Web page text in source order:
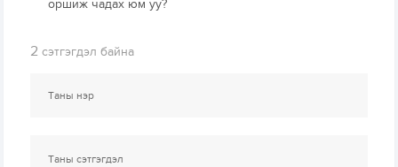
оршиж чадах юм уу?
2 сэтгэгдэл байна